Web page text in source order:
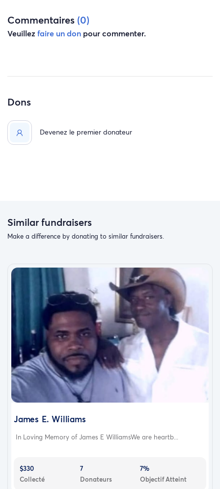
Commentaires (0)
Veuillezfaire un don pour commenter.
Dons
Devenez le premier donateur
Similar fundraisers
Make a difference by donating to similar fundraisers.
James E. Williams
In Loving Memory of James E WilliamsWe are heartb...
$330
Collecté
7
Donateurs
7%
Objectif Atteint